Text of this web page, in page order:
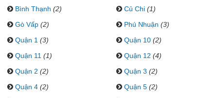
Bình Thạnh (2) Củ Chi (1)
Gò Vấp (2) Phú Nhuận (3)
Quận 1 (3) Quận 10 (2)
Quận 11 (1) Quận 12 (4)
Quận 2 (2) Quận 3 (2)
Quận 4 (2) Quận 5 (2)